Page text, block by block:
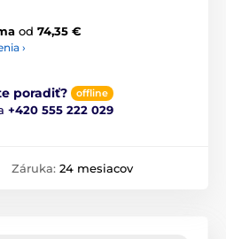
od 74,35 €
›
poradiť? offline
+420 555 222 029
Záruka: 24 mesiacov